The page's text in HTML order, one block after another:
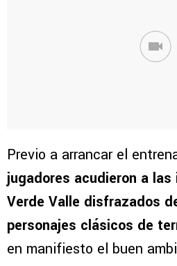
Previo a arrancar el
jugadores acudieron a
Verde Valle disfrazados
personajes clásicos de
en manifiesto el buen